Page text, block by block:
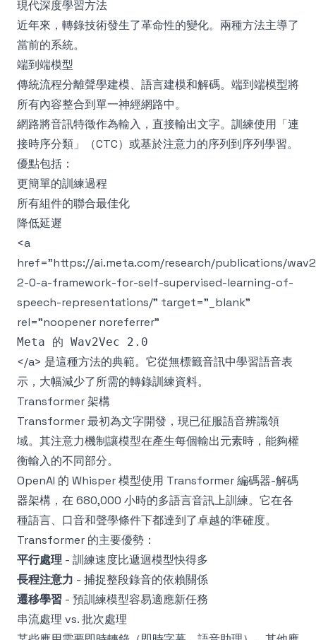
現代深度學習方法
近年來，轉錄技術發生了革命性的變化。兩種方法主導了
當前的系統。
端到端模型
傳統流程分離聲學建模、語言建模和解碼。端到端模型將
所有內容整合到單一神經網路中。
網路將音訊特徵作為輸入，直接輸出文字。訓練使用「連
接時序分類」（CTC）或基於注意力的序列到序列學習。
優點包括：
更簡單的訓練過程
所有組件的聯合最佳化
降低延遲
<a
href="https://ai.meta.com/research/publications/
2-0-a-framework-for-self-supervised-learning-of-
speech-representations/" target="_blank"
rel="noopener noreferrer"
</a> 是這種方法的典範。它從無標籤音訊中學習語音表
示，大幅減少了所需的轉錄訓練資料。
Transformer 架構
Transformer 最初為文字開發，現已征服語音辨識領
域。其注意力機制讓模型在產生每個輸出元素時，能夠權
衡輸入的不同部分。
OpenAI 的 Whisper 模型使用 Transformer 編碼器-解碼
器架構，在 680,000 小時的多語言音訊上訓練。它在各
種語言、口音和聲學條件下都達到了卓越的準確度。
Transformer 的主要優勢：
平行處理 - 訓練速度比遞迴模型快得多
長程注意力 - 捕捉整段錄音的依賴關係
遷移學習 - 預訓練模型容易適應新任務
串流處理 vs. 批次處理